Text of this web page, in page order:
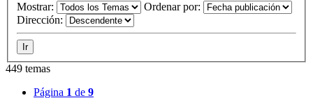
Mostrar:
Ordenar por:
Dirección:
449 temas
Página 1 de 9